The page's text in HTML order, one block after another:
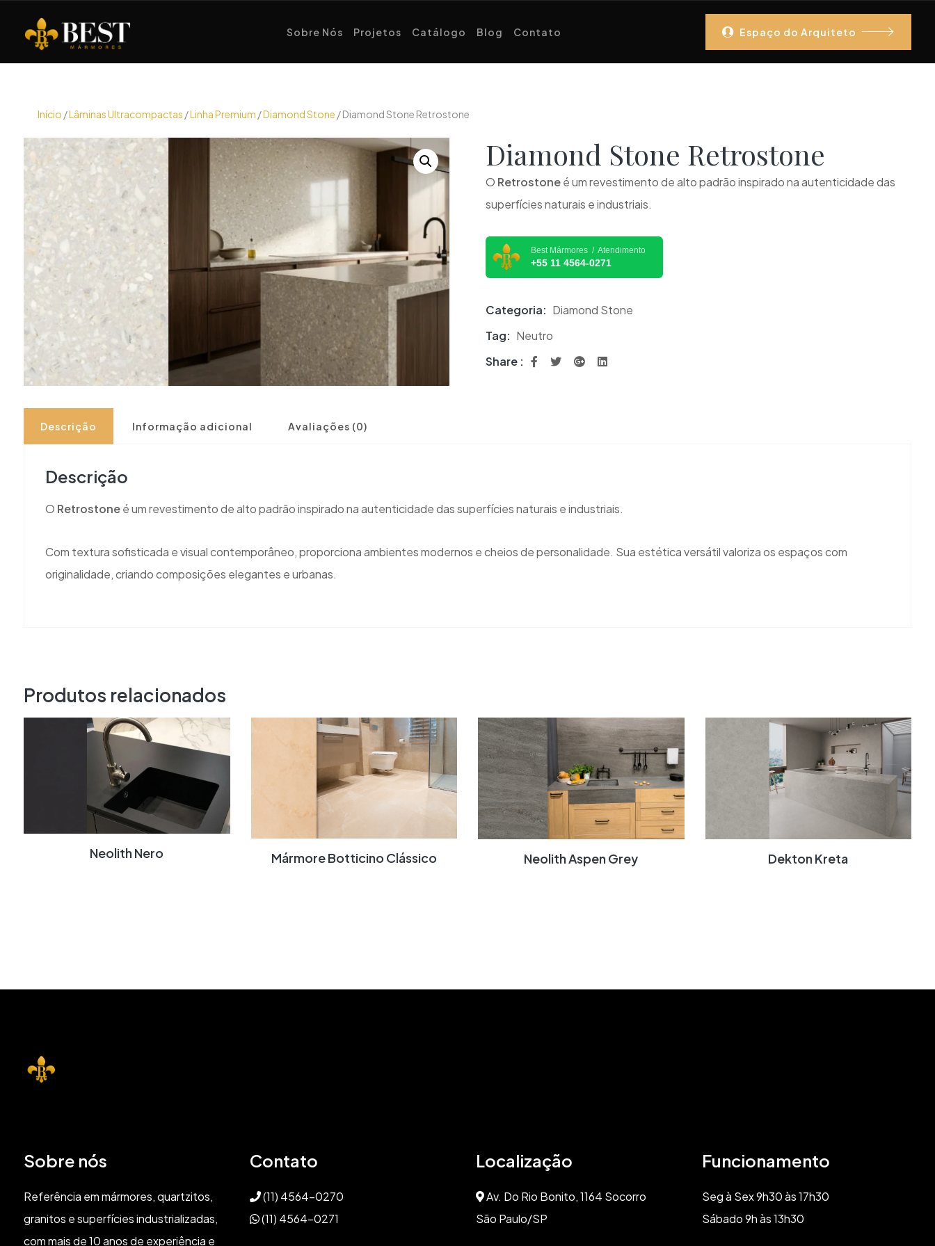
Sobre Nós Projetos Catálogo Blog Contato Espaço do Arquiteto
Início /Lâminas Ultracompactas /Linha Premium /Diamond Stone / Diamond Stone Retrostone
Diamond Stone Retrostone
O Retrostoneé um revestimento de alto padrão inspirado na autenticidade das
superfícies naturais e industriais.
Best Mármores / Atendimento
+55 11 4564-0271
Categoria: Diamond Stone
Tag: Neutro
Share :
Descrição Informação adicional Avaliações (0)
Descrição
O Retrostoneé um revestimento de alto padrão inspirado na autenticidade das superfícies naturais e industriais.
Com textura sofisticada e visual contemporâneo, proporciona ambientes modernos e cheios de personalidade. Sua estética versátil valoriza os espaços com
originalidade, criando composições elegantes e urbanas.
Produtos relacionados
Neolith Nero Mármore Botticino Clássico Neolith Aspen Grey Dekton Kreta
Sobre nós
Referência em mármores, quartzitos,
granitos e superfícies industrializadas,
com mais de 10 anos de experiência e
Contato
(11) 4564-0270
(11) 4564-0271
Localização
Av. Do Rio Bonito, 1164 Socorro
São Paulo/SP
Funcionamento
Seg à Sex 9h30 às 17h30
Sábado 9h às 13h30